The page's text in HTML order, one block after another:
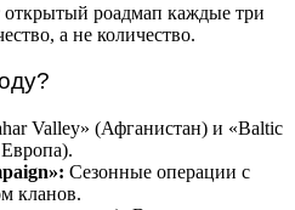
открытый роадмап каждые три
а не количество.
Valley» (Афганистан) и «Baltic
Сезонные операции с
кланов.